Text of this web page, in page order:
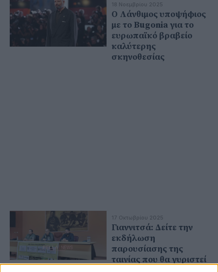
18 Νοεμβρίου 2025
Ο Λάνθιμος υποψήφιος
με το Bugonia για το
ευρωπαϊκό βραβείο
καλύτερης
σκηνοθεσίας
17 Οκτωβρίου 2025
Γιαννιτσά: Δείτε την
εκδήλωση
παρουσίασης της
ταινίας που θα γυριστεί